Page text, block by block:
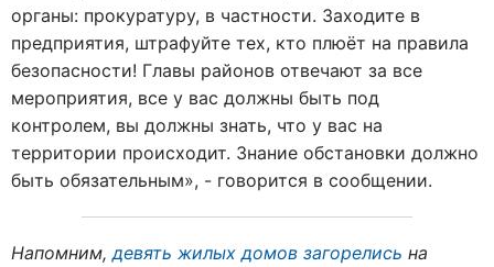
органы: прокуратуру, в частности. Заходите в
предприятия, штрафуйте тех, кто плюёт на правила
безопасности! Главы районов отвечают за все
мероприятия, все у вас должны быть под
контролем, вы должны знать, что у вас на
территории происходит. Знание обстановки должно
быть обязательным», - говорится в сообщении.
Напомним, девять жилых домов загорелись на